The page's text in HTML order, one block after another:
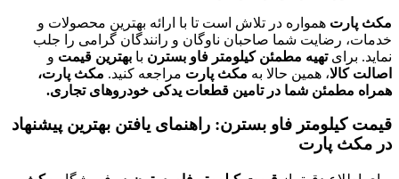
مکث پارت همواره در تلاش است تا با ارائه بهترین محصولات و
خدمات، رضایت شما صاحبان ناوگان و رانندگان گرامی را جلب
نماید. برایتهیه مطمئن کیلومتر فاو بسترن با بهترین قیمت و
اصالت کالا، همین حالا به مکث پارت مراجعه کنید. مکث پارت،
همراه مطمئن شما در تامین قطعات یدکی خودروهای تجاری.
قیمت کیلومتر فاو بسترن: راهنمای یافتن بهترین پیشنهاد
در مکث پارت